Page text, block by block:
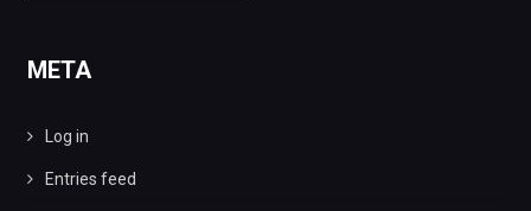
META
Log in
Entries feed